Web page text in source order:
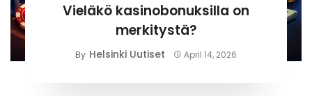
Vieläkö kasinobonuksilla on
merkitystä?
By Helsinki Uutiset April 14, 2026